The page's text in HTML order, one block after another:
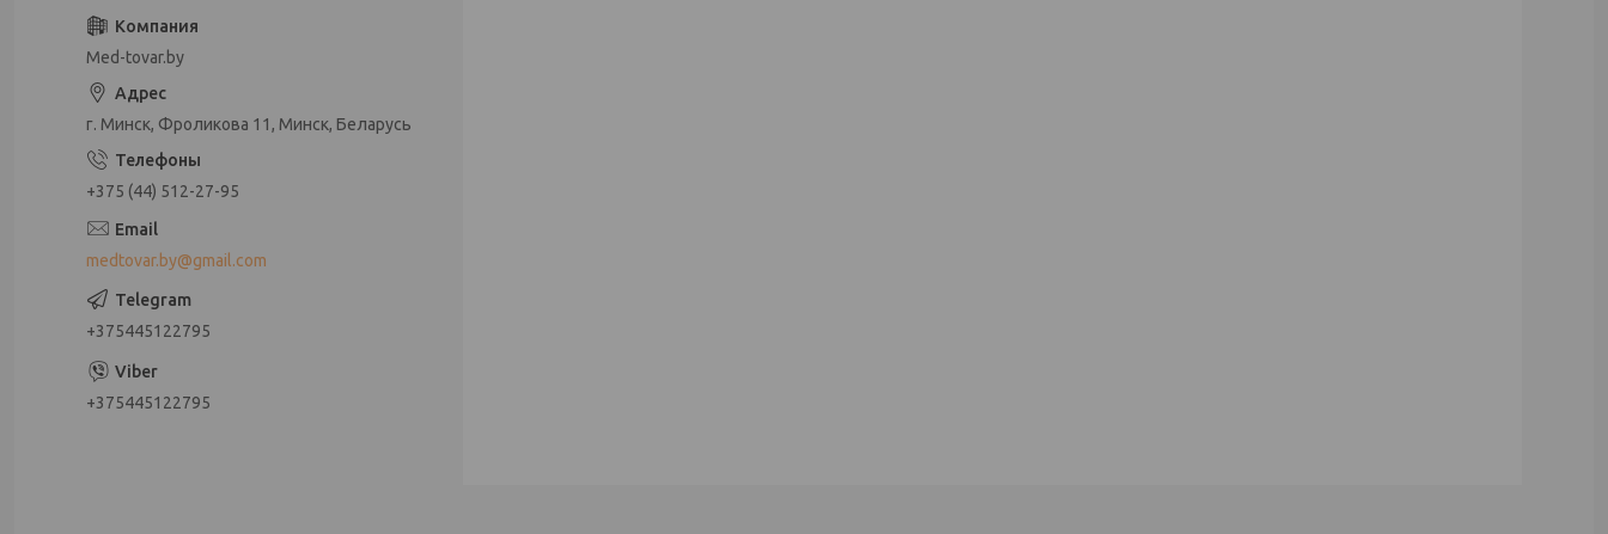
Med-tovar.by
г. Минск, Фроликова 11, Минск, Беларусь
+375 (44) 512-27-95
medtovar.by@gmail.com
+375445122795
+375445122795